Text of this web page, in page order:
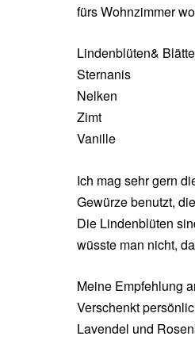
fürs Wohnzimmer
Lindenblüten&
Sternanis
Nelken
Zimt
Vanille
Ich mag sehr gern
Gewürze benutzt,
Die Lindenblüten
wüsste man nicht,
Meine Empfehlung
Verschenkt
Lavendel und